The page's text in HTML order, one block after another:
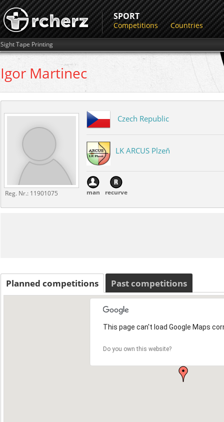
SPORT
Competitions Countries
Sight Tape Printing
Igor Martinec
Reg. Nr.: 11901075
Czech Republic
LK ARCUS Plzeň
man recurve
Planned competitions Past competitions
This page can't load Google Maps
Do you own this website?